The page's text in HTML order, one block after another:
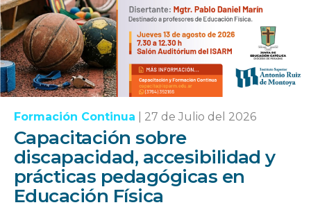
Formación Continua 27 de Julio del 2026
Capacitación sobre
discapacidad, accesibilidad y
prácticas pedagógicas en
Educación Física